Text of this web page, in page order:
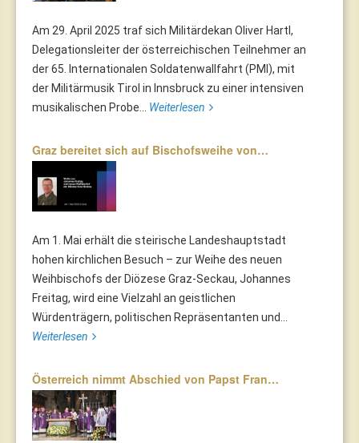
Am 29. April 2025 traf sich Militärdekan Oliver Hartl,
Delegationsleiter der österreichischen Teilnehmer an
der 65. Internationalen Soldatenwallfahrt (PMI), mit
der Militärmusik Tirol in Innsbruck zu einer intensiven
musikalischen Probe... Weiterlesen
Graz bereitet sich auf Bischofsweihe von…
Am 1. Mai erhält die steirische Landeshauptstadt
hohen kirchlichen Besuch – zur Weihe des neuen
Weihbischofs der Diözese Graz-Seckau, Johannes
Freitag, wird eine Vielzahl an geistlichen
Würdenträgern, politischen Repräsentanten und...
Weiterlesen
Österreich nimmt Abschied von Papst Fran…